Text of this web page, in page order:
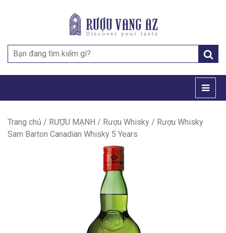
Search
for:
Trang chủ / RƯỢU MẠNH / Rượu Whisky / Rượu Whisky
Sam Barton Canadian Whisky 5 Years